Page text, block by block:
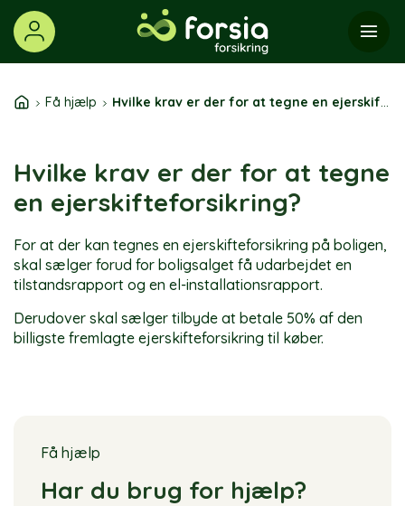
Skip
content
Få hjælp Hvilke krav er der for at tegne en ejerskifteforsikring?
Hvilke krav er der for at tegne
en ejerskifteforsikring?
For at der kan tegnes en ejerskifteforsikring på boligen,
skal sælger forud for boligsalget få udarbejdet en
tilstandsrapport og en el-installationsrapport.
Derudover skal sælger tilbyde at betale 50% af den
billigste fremlagte ejerskifteforsikring til køber.
Få hjælp
Har du brug for hjælp?